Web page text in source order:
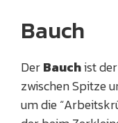
Bauch
DerBauchist
zwischen Spitze
um die